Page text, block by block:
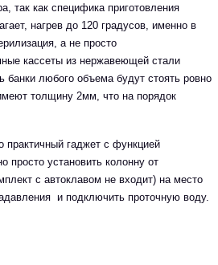
так как специфика приготовления
нагрев до 120 градусов, именно в
а не просто
кассеты из нержавеющей стали
банки любого объема будут стоять ровно
толщину 2мм, что на порядок
практичный гаджет с функцией
просто установить колонну от
с автоклавом не входит) на место
и подключить проточную воду.